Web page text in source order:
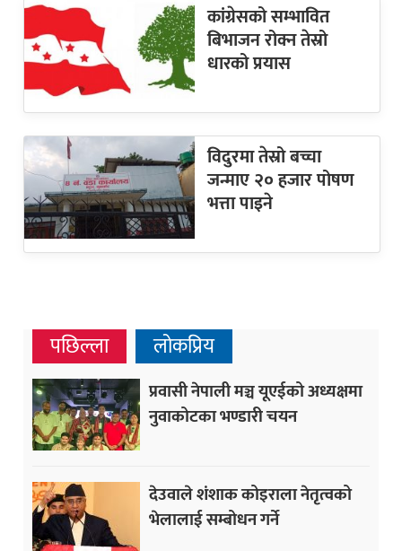
कांग्रेसको सम्भावित
बिभाजन रोक्न तेस्रो
धारको प्रयास
विदुरमा तेस्रो बच्चा
जन्माए २० हजार पोषण
भत्ता पाइने
पछिल्ला लोकप्रिय
प्रवासी नेपाली मञ्च यूएईको अध्यक्षमा
नुवाकोटका भण्डारी चयन
देउवाले शंशाक कोइराला नेतृत्वको
भेलालाई सम्बोधन गर्ने